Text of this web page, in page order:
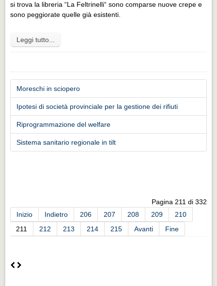
si trova la libreria “La Feltrinelli“ sono comparse nuove crepe e
sono peggiorate quelle già esistenti.
Leggi tutto...
Moreschi in sciopero
Ipotesi di società provinciale per la gestione dei rifiuti
Riprogrammazione del welfare
Sistema sanitario regionale in tilt
Pagina 211 di 332
Inizio
Indietro 206 207 208 209
210
211
212 213 214 215 Avanti Fine